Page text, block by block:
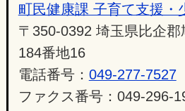
町民健康課 子育て支援・
〒350-0392 埼玉県比企
184番地16
電話番号： 049-277-7527
ファクス番号：049-296-